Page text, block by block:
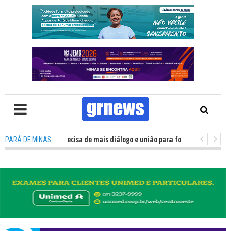
PARÁ DE MINAS
TV: Política precisa de mais diálogo e união para fortalecer Minas e